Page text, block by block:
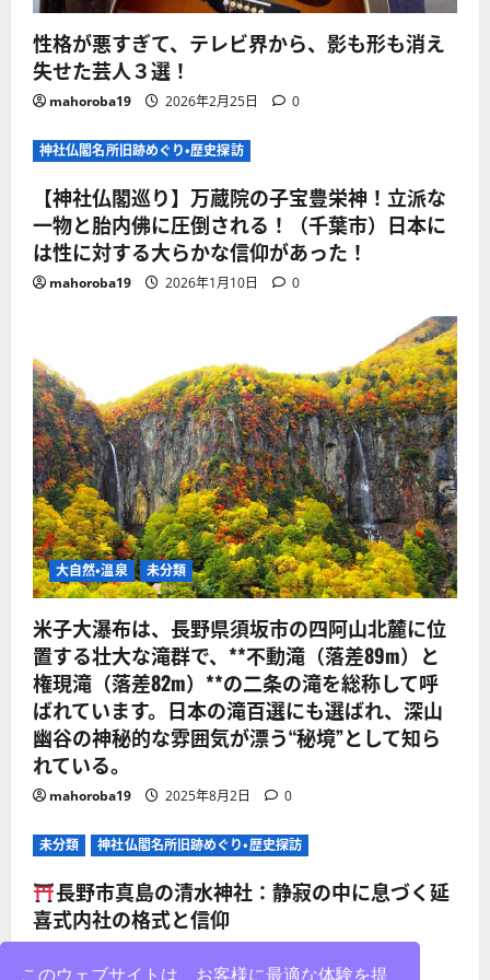
性格が悪すぎて、テレビ界から、影も形も消え
失せた芸人３選！
mahoroba19 2026年2月25日 0
神社仏閣名所旧跡めぐり・歴史探訪
【神社仏閣巡り】万蔵院の子宝豊栄神！立派な
一物と胎内佛に圧倒される！（千葉市）日本に
は性に対する大らかな信仰があった！
mahoroba19 2026年1月10日 0
大自然・温泉 未分類
米子大瀑布は、長野県須坂市の四阿山北麓に位
置する壮大な滝群で、**不動滝（落差89m）と
権現滝（落差82m）**の二条の滝を総称して呼
ばれています。日本の滝百選にも選ばれ、深山
幽谷の神秘的な雰囲気が漂う“秘境”として知ら
れている。
mahoroba19 2025年8月2日 0
未分類 神社仏閣名所旧跡めぐり・歴史探訪
長野市真島の清水神社：静寂の中に息づく延
喜式内社の格式と信仰
このウェブサイトは、お客様に最適な体験を提